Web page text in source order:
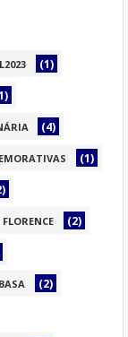
(1)
(4)
(1)
(2)
(2)